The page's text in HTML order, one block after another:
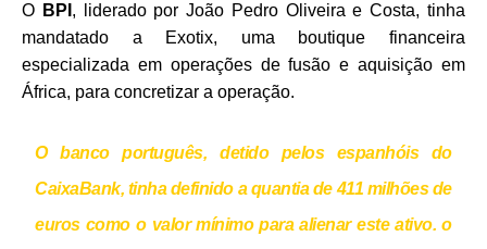
O BPI , liderado por João Pedro Oliveira e Costa, tinha
mandatado a Exotix, uma boutique financeira
especializada em operações de fusão e aquisição em
África, para concretizar a operação.
O banco português, detido pelos espanhóis do
CaixaBank, tinha definido a quantia de 411 milhões de
euros como o valor mínimo para alienar este ativo. o